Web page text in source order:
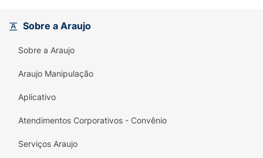
prescrito pelo seu médico.
Sobre a Araujo
Sobre a Araujo
Araujo Manipulação
Aplicativo
Atendimentos Corporativos - Convênio
Serviços Araujo